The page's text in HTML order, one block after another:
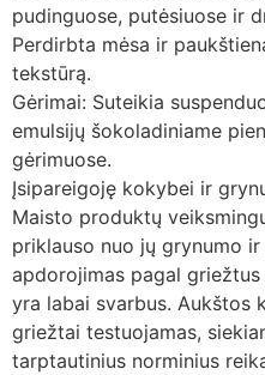
pudinguose, putėsiuose ir
Perdirbta mėsa ir
tekstūrą.
Gėrimai: Suteikia
emulsijų šokoladiniame
gėrimuose.
Įsipareigoję kokybei ir
Maisto produktų
priklauso nuo jų grynumo
apdorojimas pagal
yra labai svarbus. Aukštos
griežtai testuojamas,
tarptautinius norminius